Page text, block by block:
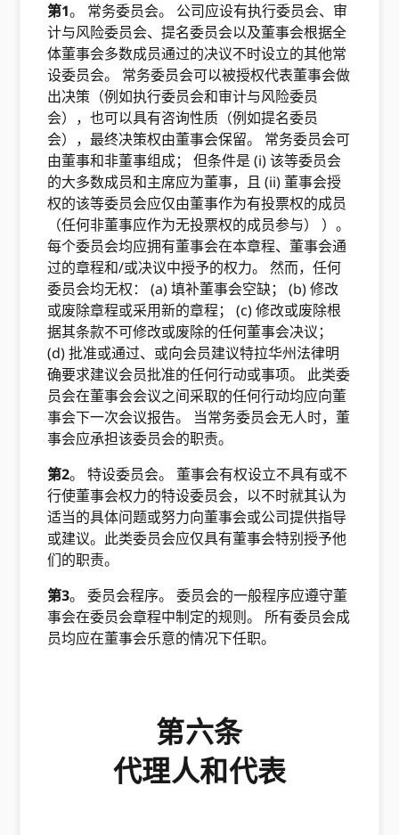
第1。 常务委员会。 公司应设有执行委员会、审
计与风险委员会、提名委员会以及董事会根据全
体董事会多数成员通过的决议不时设立的其他常
设委员会。 常务委员会可以被授权代表董事会做
出决策（例如执行委员会和审计与风险委员
会），也可以具有咨询性质（例如提名委员
会），最终决策权由董事会保留。 常务委员会可
由董事和非董事组成； 但条件是 (i) 该等委员会
的大多数成员和主席应为董事，且 (ii) 董事会授
权的该等委员会应仅由董事作为有投票权的成员
（任何非董事应作为无投票权的成员参与） ）。
每个委员会均应拥有董事会在本章程、董事会通
过的章程和/或决议中授予的权力。 然而，任何
委员会均无权： (a) 填补董事会空缺； (b) 修改
或废除章程或采用新的章程； (c) 修改或废除根
据其条款不可修改或废除的任何董事会决议；
(d) 批准或通过、或向会员建议特拉华州法律明
确要求建议会员批准的任何行动或事项。 此类委
员会在董事会会议之间采取的任何行动均应向董
事会下一次会议报告。 当常务委员会无人时，董
事会应承担该委员会的职责。
第2。 特设委员会。 董事会有权设立不具有或不
行使董事会权力的特设委员会，以不时就其认为
适当的具体问题或努力向董事会或公司提供指导
或建议。此类委员会应仅具有董事会特别授予他
们的职责。
第3。 委员会程序。 委员会的一般程序应遵守董
事会在委员会章程中制定的规则。 所有委员会成
员均应在董事会乐意的情况下任职。
第六条
代理人和代表